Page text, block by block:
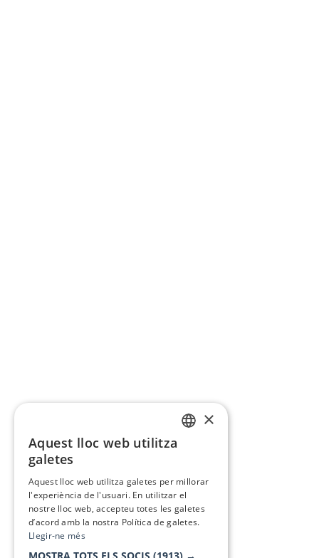
×
Aquest lloc web utilitza
galetes
Aquest lloc web utilitza galetes per millorar
l'experiència de l'usuari. En utilitzar el
nostre lloc web, accepteu totes les galetes
d’acord amb la nostra Política de galetes.
Llegir-ne més